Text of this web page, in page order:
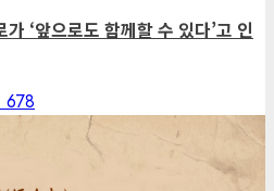
‘앞으로도 함께할 수 있다’고 인
678